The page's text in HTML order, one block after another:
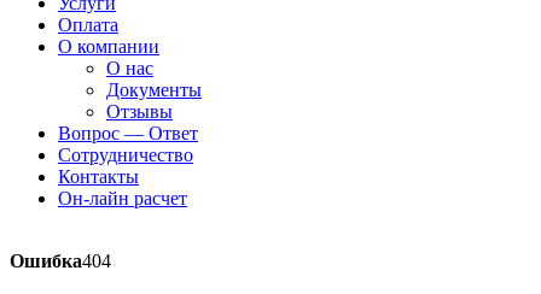
Оплата
О компании
О нас
Документы
Отзывы
Вопрос — Ответ
Сотрудничество
Контакты
Он-лайн расчет
Ошибка404